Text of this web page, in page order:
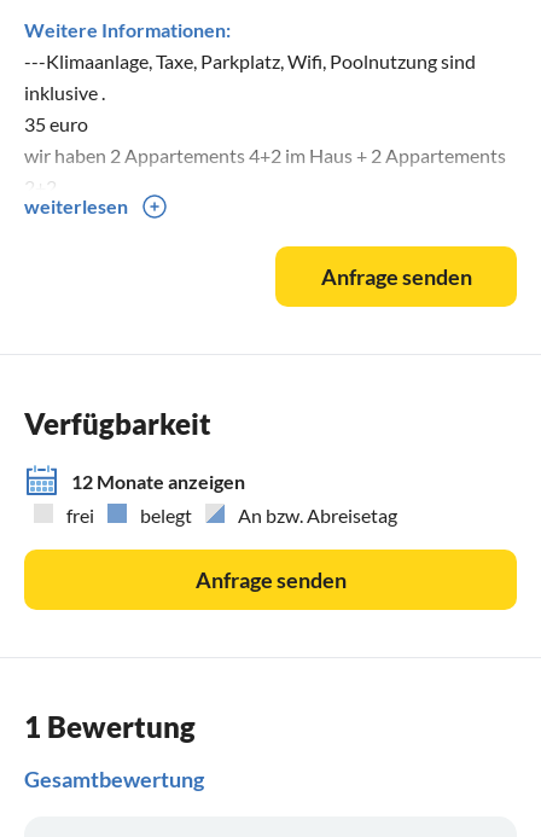
Weitere Informationen:
---Klimaanlage, Taxe, Parkplatz, Wifi, Poolnutzung sind
inklusive .
35 euro
wir haben 2 Appartements 4+2 im Haus + 2 Appartements
2+2
Preis fuer 2+2 Appartement ist im Juni und September 60
euro und im Juli und August 85 euro pro Nacht
Wir wuerden uns auf Ihren Besuch
weiterlesen
Anfrage senden
Verfügbarkeit
12 Monate anzeigen
frei
belegt An bzw. Abreisetag
Anfrage senden
1 Bewertung
Gesamtbewertung